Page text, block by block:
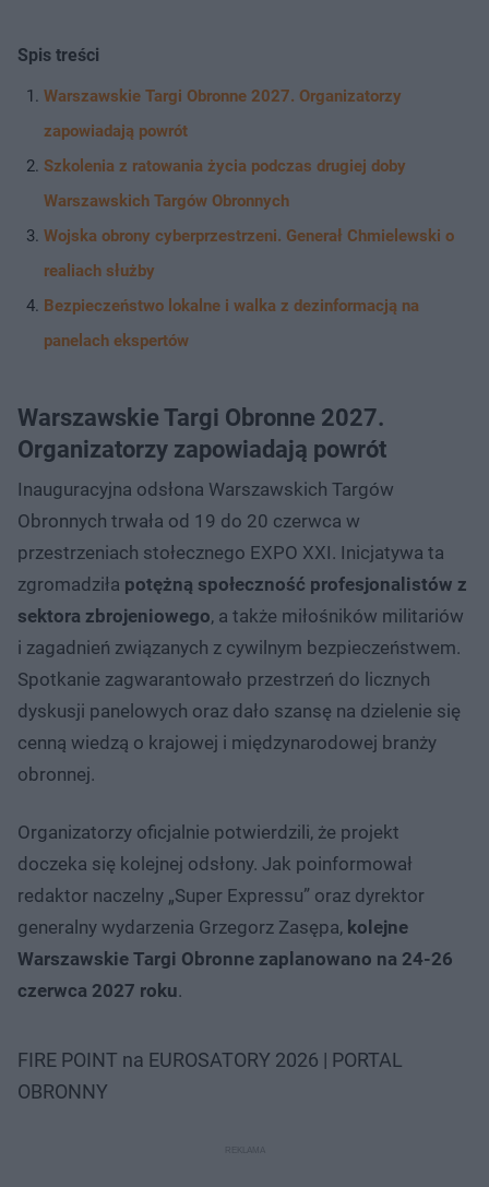
Spis treści
Warszawskie Targi Obronne 2027. Organizatorzy
zapowiadają powrót
Szkolenia z ratowania życia podczas drugiej doby
Warszawskich Targów Obronnych
Wojska obrony cyberprzestrzeni. Generał Chmielewski o
realiach służby
Bezpieczeństwo lokalne i walka z dezinformacją na
panelach ekspertów
Warszawskie Targi Obronne 2027.
Organizatorzy zapowiadają powrót
Inauguracyjna odsłona Warszawskich Targów
Obronnych trwała od 19 do 20 czerwca w
przestrzeniach stołecznego EXPO XXI. Inicjatywa ta
zgromadziła potężną społeczność profesjonalistów z
sektora zbrojeniowego, a także miłośników militariów
i zagadnień związanych z cywilnym bezpieczeństwem.
Spotkanie zagwarantowało przestrzeń do licznych
dyskusji panelowych oraz dało szansę na dzielenie się
cenną wiedzą o krajowej i międzynarodowej branży
obronnej.
Organizatorzy oficjalnie potwierdzili, że projekt
doczeka się kolejnej odsłony. Jak poinformował
redaktor naczelny „Super Expressu” oraz dyrektor
generalny wydarzenia Grzegorz Zasępa, kolejne
Warszawskie Targi Obronne zaplanowano na 24-26
czerwca 2027 roku.
FIRE POINT na EUROSATORY 2026 | PORTAL
OBRONNY